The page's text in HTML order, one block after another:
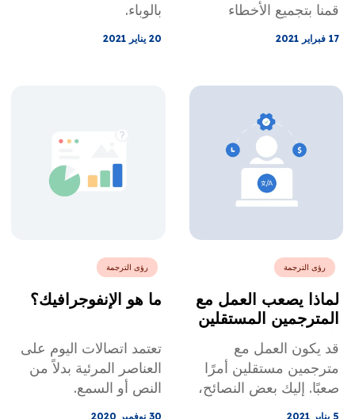
قمنا بتجميع الأخطاء
السبعة الأكثر شيوعًا التي
حدثت أثناء عملية ترجمة
17 فبراير 2021
بالوباء.
20 يناير 2021
رؤى الترجمة
لماذا يصعب العمل مع
المترجمين المستقلين
قد يكون العمل مع
مترجمين مستقلين أمرًا
صعبًا. إليك بعض النصائح،
5 يناير 2021
رؤى الترجمة
ما هو الإنفوجرافيك؟
تعتمد اتصالات اليوم على
العناصر المرئية بدلاً من
النص أو السمع.
30 نوفمبر 2020